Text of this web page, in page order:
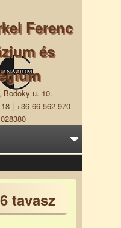
Ferenc
és
Bodoky u. 10.
| +36 66 562 970
tavasz